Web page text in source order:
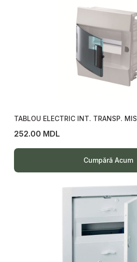
TABLOU ELECTRIC INT. TRANSP.
252.00 MDL
Cumpără Acum